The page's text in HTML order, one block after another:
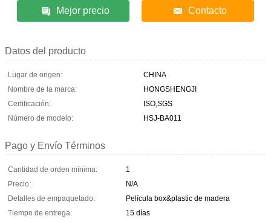
Mejor precio Contacto
Datos del producto
Lugar de origen:
CHINA
Nombre de la marca:
HONGSHENGJI
Certificación:
ISO,SGS
Número de modelo:
HSJ-BA011
Pago y Envío Términos
Cantidad de orden mínima:
1
Precio:
N/A
Detalles de empaquetado:
Película box&plastic de madera
Tiempo de entrega:
15 días